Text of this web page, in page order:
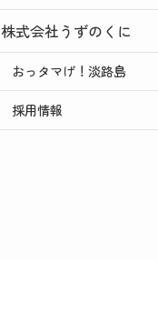
株式会社うずのくに
おっタマげ！淡路島
採用情報